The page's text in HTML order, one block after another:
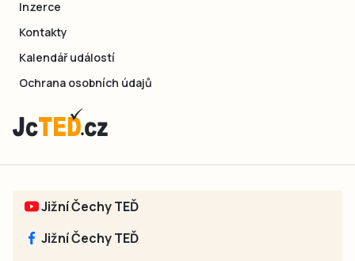
Inzerce
Kontakty
Kalendář událostí
Ochrana osobních údajů
Jižní Čechy TEĎ
Jižní Čechy TEĎ